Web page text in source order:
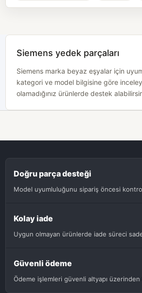
Siemens yedek parçaları
Siemens marka beyaz eşyalar için
kategori ve model bilgisine göre
olamadığınız ürünlerde destek
Doğru parça desteği
Model uyumluluğunu sipariş öncesi
Kolay iade
Uygun olmayan ürünlerde iade süreci
Güvenli ödeme
Ödeme işlemleri güvenli altyapı üzerinden